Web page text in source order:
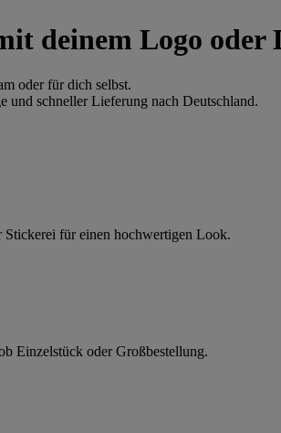
deinem Logo oder
oder für dich selbst.
und schneller Lieferung nach Deutschland.
für einen hochwertigen Look.
Einzelstück oder Großbestellung.